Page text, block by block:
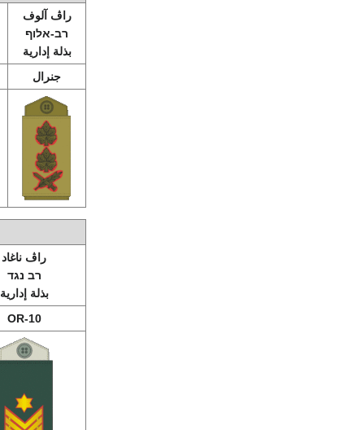
راڤ آلوف
רב-אלוף
بذلة إدارية
جنرال
راڤ ناغاد
רב נגד
بذلة إدارية
OR-10